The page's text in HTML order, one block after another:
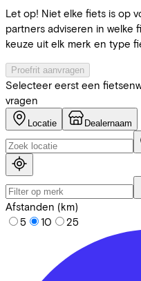
Let op! Niet elke fiets is op
partners adviseren in welke
keuze uit elk merk en type
Proefrit aanvragen
Selecteer eerst een
vragen
Locatie Dealernaam
Afstanden (km)
5
10 25